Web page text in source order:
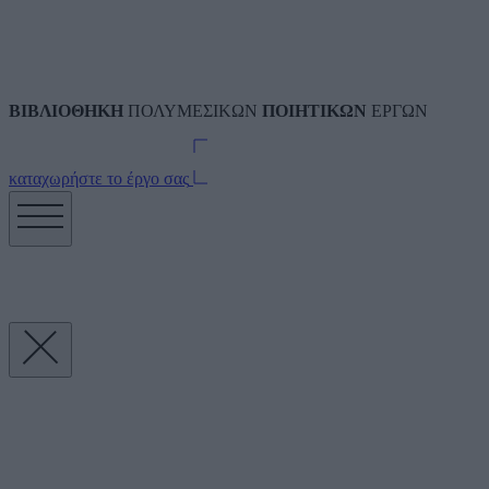
ΒΙΒΛΙΟΘΗΚΗ ΠΟΛΥΜΕΣΙΚΩΝ ΠΟΙΗΤΙΚΩΝ ΕΡΓΩΝ
καταχωρήστε το έργο σας